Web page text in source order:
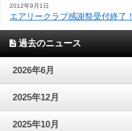
ー
の
タ
ッ
フ
の
想
お
客
様
の
声
よ
く
あ
る
お
問
い
閉じる
2012年9月1日
エアリークラブ感謝祭受付終了！
過去のニュース
2026年6月
2025年12月
2025年10月